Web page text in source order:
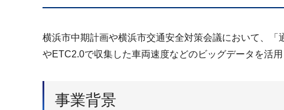
横浜市中期計画や横浜市交通安全対策会議において、
やETC2.0で収集した車両速度などのビッグデータを活
事業背景